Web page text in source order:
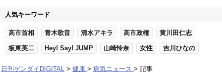
人気キーワード
高市首相 青木歌音 清水アキラ 高市政権 黄川田仁志
板東英二 Hey! Say! JUMP 山崎怜奈 女性 吉川ひなの
日刊ゲンダイDIGITAL 健康 病気ニュース 記事